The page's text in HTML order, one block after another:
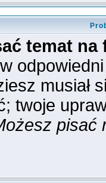
temat na
musiał
twoje
pisać